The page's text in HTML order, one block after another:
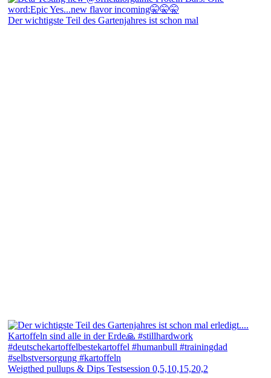
Der wichtigste Teil des Gartenjahres ist schon mal
Weigthed pullups & Dips Testsession 0,5,10,15,20,2